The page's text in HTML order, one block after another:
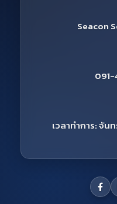
Seacon
เวลาทำการ: จั